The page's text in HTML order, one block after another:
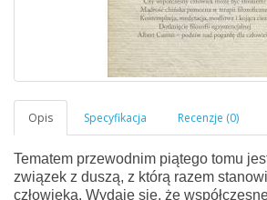
Tematem przewodnim piątego tomu
związek z duszą, z którą razem
człowieka. Wydaje się, że